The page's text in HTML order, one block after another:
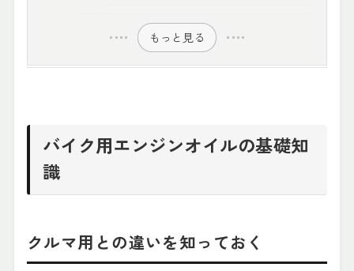
もっと見る
バイク用エンジンオイルの基礎知
識
クルマ用との違いを知っておく